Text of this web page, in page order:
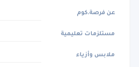
عن فرصة.كوم
مستلزمات تعليمية
ملابس وأزياء